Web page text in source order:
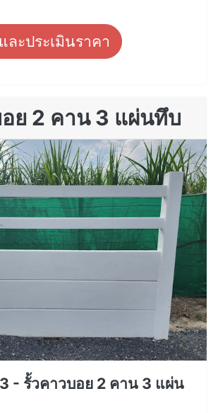
ละประเมินราคา
ย 2 คาน 3 แผ่นทึบ
- รั้วคาวบอย 2 คาน 3 แผ่น